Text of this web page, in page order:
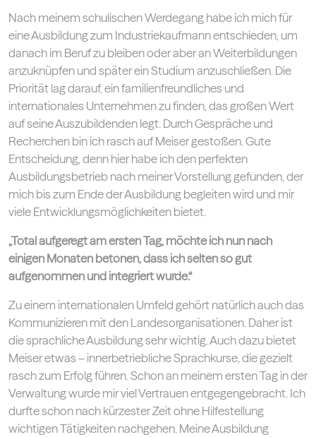
Nach meinem schulischen Werdegang habe ich mich für
eine Ausbildung zum Industriekaufmann entschieden, um
danach im Beruf zu bleiben oder aber an Weiterbildungen
anzuknüpfen und später ein Studium anzuschließen. Die
Priorität lag darauf, ein familienfreundliches und
internationales Unternehmen zu finden, das großen Wert
auf seine Auszubildenden legt. Durch Gespräche und
Recherchen bin ich rasch auf Meiser gestoßen. Gute
Entscheidung, denn hier habe ich den perfekten
Ausbildungsbetrieb nach meiner Vorstellung gefunden, der
mich bis zum Ende der Ausbildung begleiten wird und mir
viele Entwicklungsmöglichkeiten bietet.
„Total aufgeregt am ersten Tag, möchte ich nun nach
einigen Monaten betonen, dass ich selten so gut
aufgenommen und integriert wurde.“
Zu einem internationalen Umfeld gehört natürlich auch das
Kommunizieren mit den Landesorganisationen. Daher ist
die sprachliche Ausbildung sehr wichtig. Auch dazu bietet
Meiser etwas – innerbetriebliche Sprachkurse, die gezielt
rasch zum Erfolg führen. Schon an meinem ersten Tag in der
Verwaltung wurde mir viel Vertrauen entgegengebracht. Ich
durfte schon nach kürzester Zeit ohne Hilfestellung
wichtigen Tätigkeiten nachgehen. Meine Ausbildung